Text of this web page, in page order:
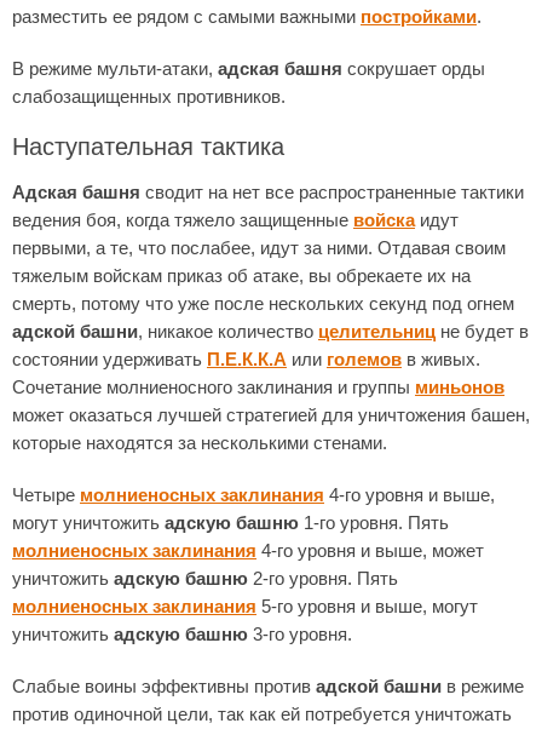
разместить ее рядом с самыми важными постройками.
В режиме мульти-атаки, адская башня сокрушает орды
слабозащищенных противников.
Наступательная тактика
Адская башня сводит на нет все распространенные тактики
ведения боя, когда тяжело защищенные войскаидут
первыми, а те, что послабее, идут за ними. Отдавая своим
тяжелым войскам приказ об атаке, вы обрекаете их на
смерть, потому что уже после нескольких секунд под огнем
адской башни, никакое количество целительниц не будет в
состоянии удерживать П.Е.К.К.А или големов в живых.
Сочетание молниеносного заклинания и группы миньонов
может оказаться лучшей стратегией для уничтожения башен,
которые находятся за несколькими стенами.
Четыре молниеносных заклинания 4-го уровня и выше,
могут уничтожить адскую башню 1-го уровня. Пять
молниеносных заклинания 4-го уровня и выше, может
уничтожить адскую башню 2-го уровня. Пять
молниеносных заклинания 5-го уровня и выше, могут
уничтожить адскую башню 3-го уровня.
Слабые воины эффективны против адской башни в режиме
против одиночной цели, так как ей потребуется уничтожать